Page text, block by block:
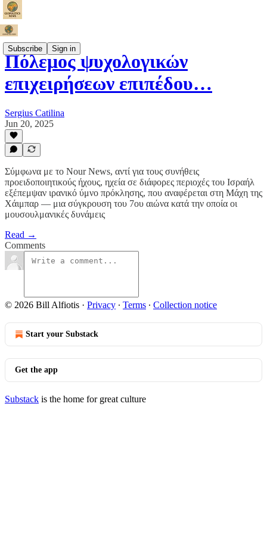
Subscribe Sign in
Πόλεμος ψυχολογικών
επιχειρήσεων επιπέδου…
Sergius Catilina
Jun 20, 2025
Σύμφωνα με το Nour News, αντί για τους συνήθεις
προειδοποιητικούς ήχους, ηχεία σε διάφορες περιοχές του Ισραήλ
εξέπεμψαν ιρανικό ύμνο πρόκλησης, που αναφέρεται στη Μάχη της
Χάιμπαρ — μια σύγκρουση του 7ου αιώνα κατά την οποία οι
μουσουλμανικές δυνάμεις
Read →
Comments
© 2026 Bill Alfiotis · Privacy ∙ Terms ∙ Collection notice
Start your Substack
Get the app
Substack is the home for great culture